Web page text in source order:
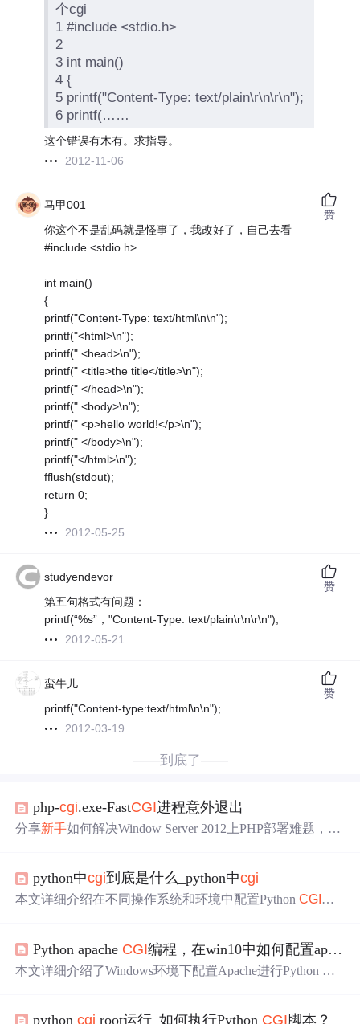
个cgi
1 #include <stdio.h>
2
3 int main()
4 {
5 printf("Content-Type: text/plain\r\n\r\n");
6 printf(……
这个错误有木有。求指导。
2012-11-06
马甲001
你这个不是乱码就是怪事了，我改好了，自己去看
#include <stdio.h>
int main()
{
printf("Content-Type: text/html\n\n");
printf("<html>\n");
printf(" <head>\n");
printf(" <title>the title</title>\n");
printf(" </head>\n");
printf(" <body>\n");
printf(" <p>hello world!</p>\n");
printf(" </body>\n");
printf("</html>\n");
fflush(stdout);
return 0;
}
2012-05-25
赞
studyendevor
第五句格式有问题：
printf(“%s”，"Content-Type: text/plain\r\n\r\n");
2012-05-21
赞
蛮牛儿
printf("Content-type:text/html\n\n");
2012-03-19
赞
——到底了——
php-cgi.exe-FastCGI进程意外退出
分享新手如何解决Window Server 2012上PHP部署难题，从
python中cgi到底是什么_python中cgi
本文详细介绍在不同操作系统和环境中配置PythonCGI 的
Python apache CGI编程，在win10中如何配置apache、conf文件
本文详细介绍了Windows环境下配置Apache进行Python CG
pythoncgi root运行_如何执行Python CGI脚本？